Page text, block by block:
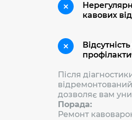
кавових
Після
дозволяє вам
Порада:
Ремонт